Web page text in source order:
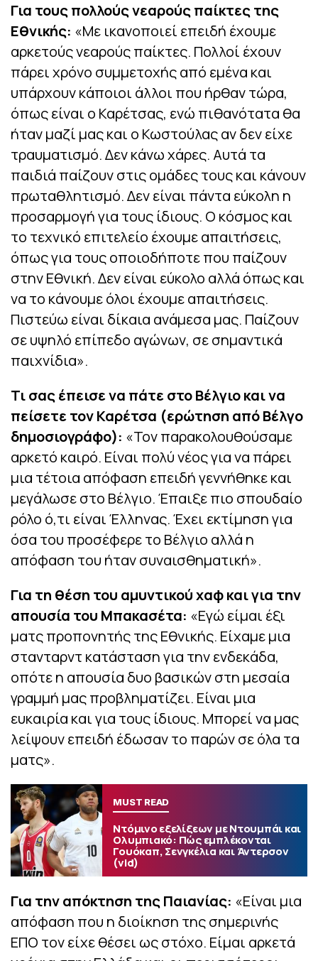
Για τους πολλούς νεαρούς παίκτες της
Εθνικής: «Με ικανοποιεί επειδή έχουμε
αρκετούς νεαρούς παίκτες. Πολλοί έχουν
πάρει χρόνο συμμετοχής από εμένα και
υπάρχουν κάποιοι άλλοι που ήρθαν τώρα,
όπως είναι ο Καρέτσας, ενώ πιθανότατα θα
ήταν μαζί μας και ο Κωστούλας αν δεν είχε
τραυματισμό. Δεν κάνω χάρες. Αυτά τα
παιδιά παίζουν στις ομάδες τους και κάνουν
πρωταθλητισμό. Δεν είναι πάντα εύκολη η
προσαρμογή για τους ίδιους. Ο κόσμος και
το τεχνικό επιτελείο έχουμε απαιτήσεις,
όπως για τους οποιοδήποτε που παίζουν
στην Εθνική. Δεν είναι εύκολο αλλά όπως και
να το κάνουμε όλοι έχουμε απαιτήσεις.
Πιστεύω είναι δίκαια ανάμεσα μας. Παίζουν
σε υψηλό επίπεδο αγώνων, σε σημαντικά
παιχνίδια».
Τι σας έπεισε να πάτε στο Βέλγιο και να
πείσετε τον Καρέτσα (ερώτηση από Βέλγο
δημοσιογράφο): «Τον παρακολουθούσαμε
αρκετό καιρό. Είναι πολύ νέος για να πάρει
μια τέτοια απόφαση επειδή γεννήθηκε και
μεγάλωσε στο Βέλγιο. Έπαιξε πιο σπουδαίο
ρόλο ό,τι είναι Έλληνας. Έχει εκτίμηση για
όσα του προσέφερε το Βέλγιο αλλά η
απόφαση του ήταν συναισθηματική».
Για τη θέση του αμυντικού χαφ και για την
απουσία του Μπακασέτα: «Εγώ είμαι έξι
ματς προπονητής της Εθνικής. Είχαμε μια
στανταρντ κατάσταση για την ενδεκάδα,
οπότε η απουσία δυο βασικών στη μεσαία
γραμμή μας προβληματίζει. Είναι μια
ευκαιρία και για τους ίδιους. Μπορεί να μας
λείψουν επειδή έδωσαν το παρών σε όλα τα
ματς».
MUST READ
Ντόμινο εξελίξεων με Ντουμπάι και
Ολυμπιακό: Πώς εμπλέκονται
Γουόκαπ, Σενγκέλια και Άντερσον
(vid)
Για την απόκτηση της Παιανίας: «Είναι μια
απόφαση που η διοίκηση της σημερινής
ΕΠΟ τον είχε θέσει ως στόχο. Είμαι αρκετά